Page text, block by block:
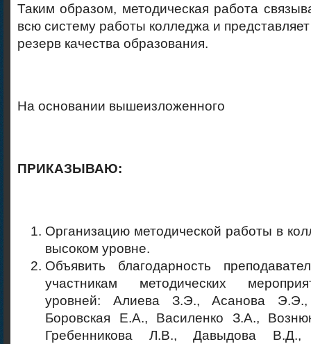
Таким образом, методическая работа
всю систему работы колледжа и
резерв качества образования.
На основании вышеизложенного
ПРИКАЗЫВАЮ:
Организацию методической работы в
высоком уровне.
Объявить благодарность
участникам методических
уровней: Алиева З.Э., Асанова
Боровская Е.А., Василенко З.А.,
Гребенникова Л.В., Давыдова